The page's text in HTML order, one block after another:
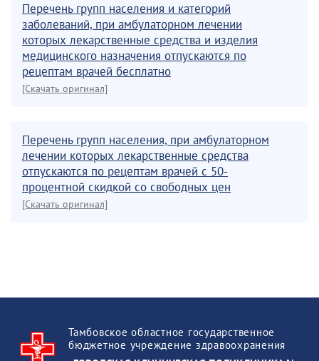
Перечень групп населения и категорий
заболеваний, при амбулаторном лечении
которых лекарственные средства и изделия
медицинского назначения отпускаются по
рецептам врачей бесплатно
[Скачать оригинал]
Перечень групп населения, при амбулаторном
лечении которых лекарственные средства
отпускаются по рецептам врачей с 50-
процентной скидкой со свободных цен
[Скачать оригинал]
Тамбовское областное государственное
бюджетное учреждение здравоохранения